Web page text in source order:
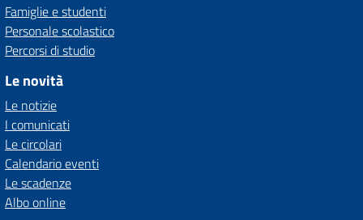
Famiglie e studenti
Personale scolastico
Percorsi di studio
Le novità
Le notizie
I comunicati
Le circolari
Calendario eventi
Le scadenze
Albo online